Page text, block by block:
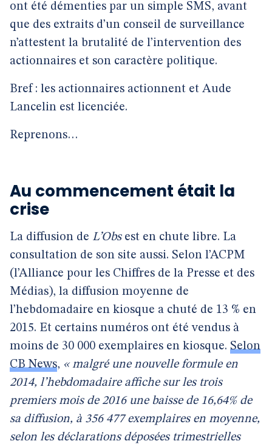
ont été démenties par un simple SMS, avant
que des extraits d’un conseil de surveillance
n’attestent la brutalité de l’intervention des
actionnaires et son caractère politique.
Bref : les actionnaires actionnent et Aude
Lancelin est licenciée.
Reprenons…
Au commencement était la
crise
La diffusion de L’Obsest en chute libre. La
consultation de son site aussi. Selon l’ACPM
(l’Alliance pour les Chiffres de la Presse et des
Médias), la diffusion moyenne de
l’hebdomadaire en kiosque a chuté de 13 % en
2015. Et certains numéros ont été vendus à
moins de 30 000 exemplaires en kiosque. Selon
CB News, « malgré une nouvelle formule en
2014, l’hebdomadaire affiche sur les trois
premiers mois de 2016 une baisse de 16,64% de
sa diffusion, à 356 477 exemplaires en moyenne,
selon les déclarations déposées trimestrielles